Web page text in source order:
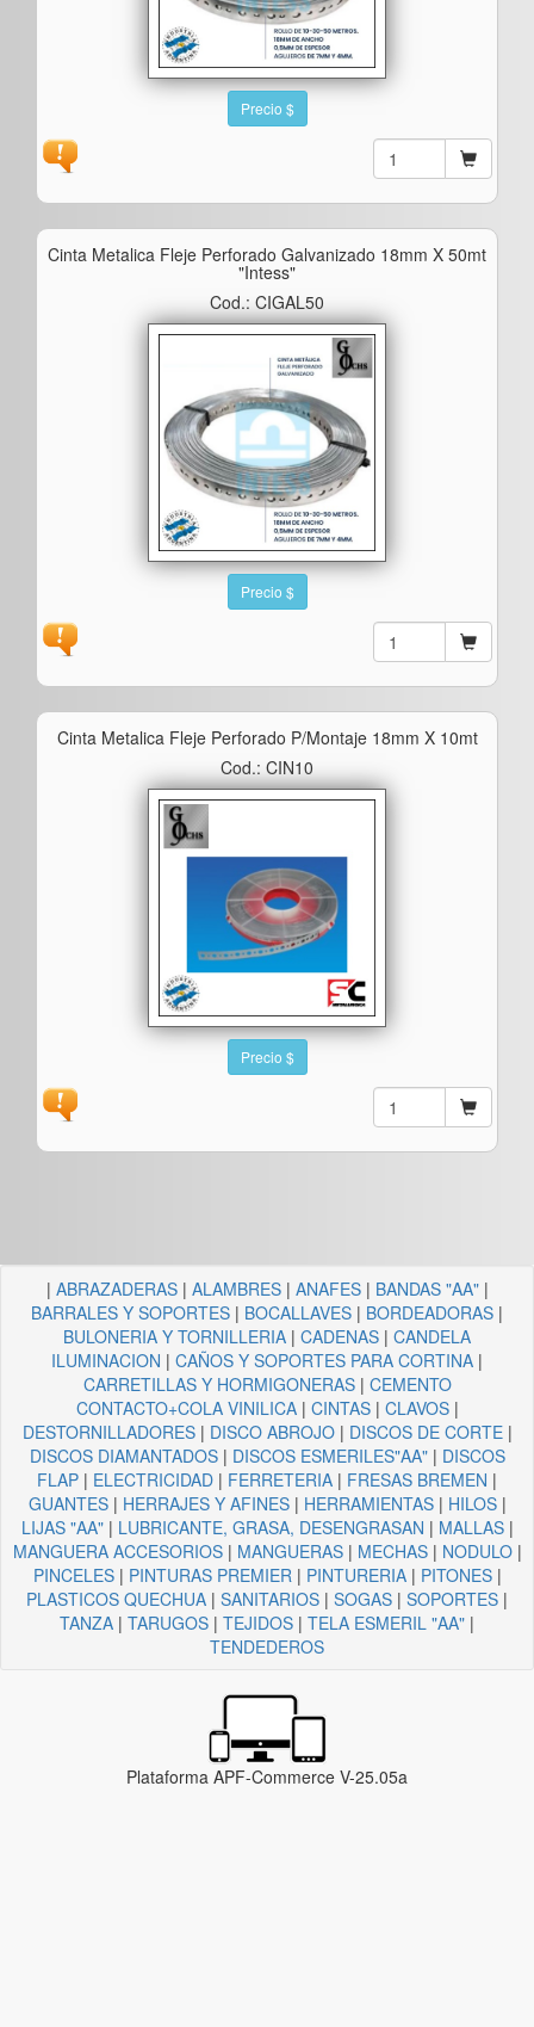
Precio $
Cinta Metalica Fleje Perforado Galvanizado 18mm X 50mt
"intess"
Cod.: CIGAL50
Precio $
Cinta Metalica Fleje Perforado P/montaje 18mm X 10mt
Cod.: CIN10
Precio $
| ABRAZADERAS| ALAMBRES| ANAFES| BANDAS "AA"|
BARRALES Y SOPORTES | BOCALLAVES | BORDEADORAS |
BULONERIA Y TORNILLERIA | CADENAS | CANDELA
ILUMINACION | CAÑOS Y SOPORTES PARA CORTINA |
CARRETILLAS Y HORMIGONERAS| CEMENTO
CONTACTO+COLA VINILICA| CINTAS| CLAVOS|
DESTORNILLADORES| DISCO ABROJO| DISCOS DE CORTE|
DISCOS DIAMANTADOS| DISCOS ESMERILES"AA"| DISCOS
FLAP | ELECTRICIDAD | FERRETERIA | FRESAS BREMEN |
GUANTES| HERRAJES Y AFINES| HERRAMIENTAS| HILOS|
LIJAS "AA"| LUBRICANTE, GRASA, DESENGRASAN | MALLAS|
MANGUERA ACCESORIOS| MANGUERAS| MECHAS| NODULO|
PINCELES| PINTURAS PREMIER | PINTURERIA| PITONES|
PLASTICOS QUECHUA | SANITARIOS | SOGAS | SOPORTES |
TANZA | TARUGOS | TEJIDOS | TELA ESMERIL "AA" |
TENDEDEROS
Plataforma APF-Commerce V-25.05a